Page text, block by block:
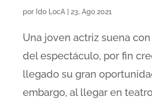
por Ido LocA| 23, Ago 2021
Una joven actriz suena
del espectáculo, por fin
llegado su gran
embargo, al llegar en